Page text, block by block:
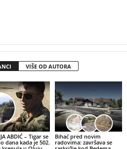
VIŠE OD AUTORA
ABDIĆ – Tigar se
dana kada je 502.
Bihać pred novim
radovima: završava se